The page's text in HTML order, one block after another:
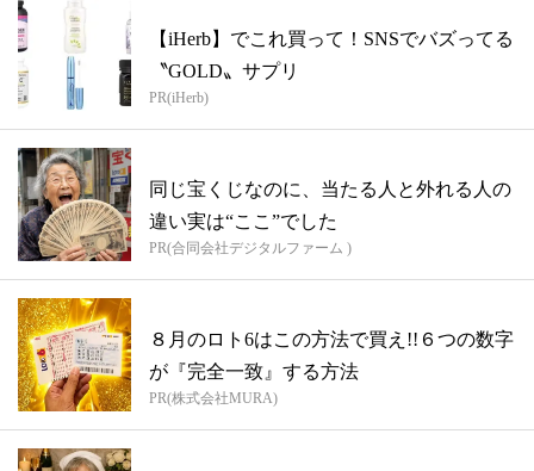
【iHerb】でこれ買って！SNSでバズってる
〝GOLD〟サプリ
PR(iHerb)
同じ宝くじなのに、当たる人と外れる人の
違い実は“ここ”でした
PR(合同会社デジタルファーム )
８月のロト6はこの方法で買え!!６つの数字
が『完全一致』する方法
PR(株式会社MURA)